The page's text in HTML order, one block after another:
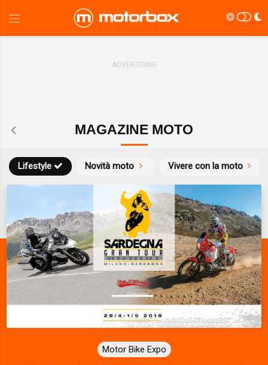
MAGAZINE MOTO
Novità moto Vivere con la moto
Lifestyle
Motor Bike Expo